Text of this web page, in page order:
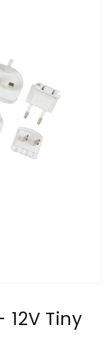
Tiny